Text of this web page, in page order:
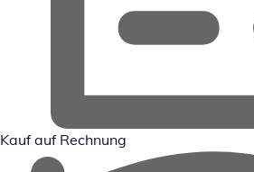
Kauf auf Rechnung